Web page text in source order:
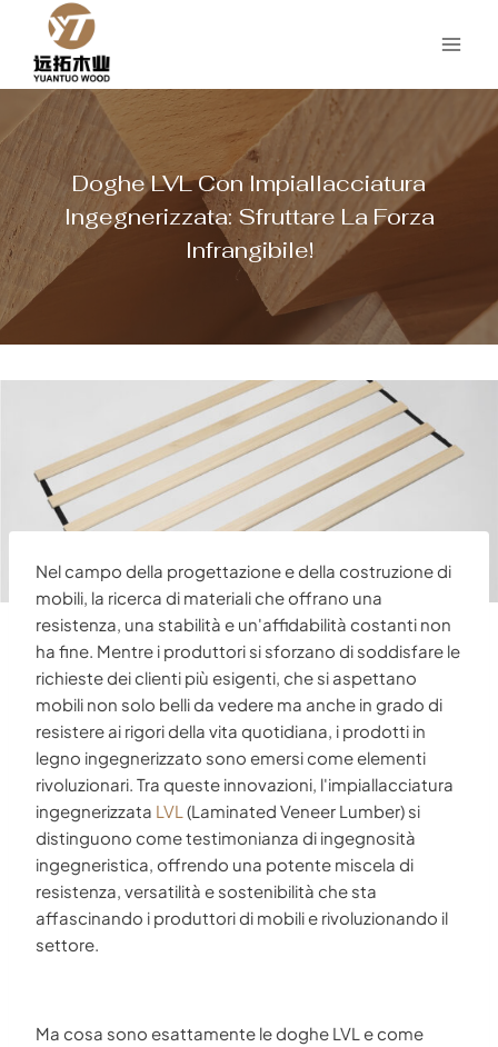
contenuto
Doghe LVL Con Impiallacciatura
Ingegnerizzata: Sfruttare La Forza
Infrangibile!
Nel campo della progettazione e della costruzione di
mobili, la ricerca di materiali che offrano una
resistenza, una stabilità e un'affidabilità costanti non
ha fine. Mentre i produttori si sforzano di soddisfare le
richieste dei clienti più esigenti, che si aspettano
mobili non solo belli da vedere ma anche in grado di
resistere ai rigori della vita quotidiana, i prodotti in
legno ingegnerizzato sono emersi come elementi
rivoluzionari. Tra queste innovazioni, l'impiallacciatura
ingegnerizzata LVL (Laminated Veneer Lumber) si
distinguono come testimonianza di ingegnosità
ingegneristica, offrendo una potente miscela di
resistenza, versatilità e sostenibilità che sta
affascinando i produttori di mobili e rivoluzionando il
settore.
Ma cosa sono esattamente le doghe LVL e come